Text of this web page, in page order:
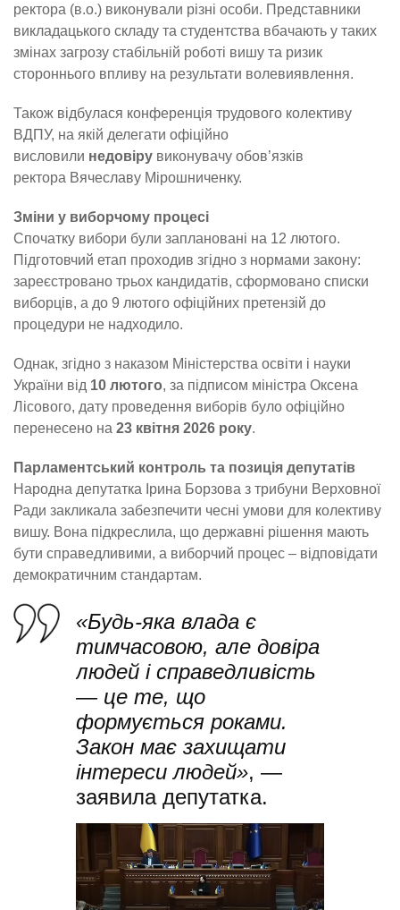
ректора (в.о.) виконували різні особи. Представники
викладацького складу та студентства вбачають у таких
змінах загрозу стабільній роботі вишу та ризик
стороннього впливу на результати волевиявлення.
Також відбулася конференція трудового колективу
ВДПУ, на якій делегати офіційно
висловили недовіру виконувачу обов’язків
ректора Вячеславу Мірошниченку.
Зміни у виборчому процесі
Спочатку вибори були заплановані на 12 лютого.
Підготовчий етап проходив згідно з нормами закону:
зареєстровано трьох кандидатів, сформовано списки
виборців, а до 9 лютого офіційних претензій до
процедури не надходило.
Однак, згідно з наказом Міністерства освіти і науки
України від 10 лютого, за підписом міністра Оксена
Лісового, дату проведення виборів було офіційно
перенесено на 23 квітня 2026 року.
Парламентський контроль та позиція депутатів
Народна депутатка Ірина Борзова з трибуни Верховної
Ради закликала забезпечити чесні умови для колективу
вишу. Вона підкреслила, що державні рішення мають
бути справедливими, а виборчий процес – відповідати
демократичним стандартам.
«Будь-яка влада є
тимчасовою, але довіра
людей і справедливість
— це те, що
формується роками.
Закон має захищати
інтереси людей», —
заявила депутатка.